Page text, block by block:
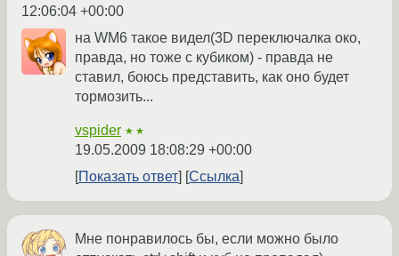
12:06:04 +00:00
на WM6 такое видел(3D переключалка око,
правда, но тоже с кубиком) - правда не
ставил, боюсь представить, как оно будет
тормозить...
vspider ★★
19.05.2009 18:08:29 +00:00
Показать ответ
Ссылка
Мне понравилось бы, если можно было